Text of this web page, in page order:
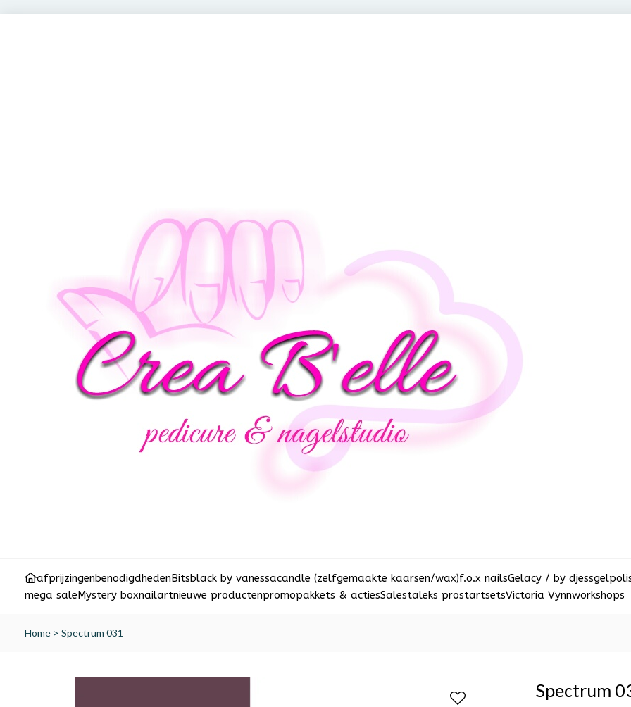
afprijzingenbenodigdhedenBitsblack by vanessacandle (zelfgemaakte kaarsen/wax)f.o.x nailsGelacy / by djess
mega saleMystery boxnailartnieuwe productenpromopakkets & actiesSalestaleks prostartsetsVictoria Vynnworkshops
Home > Spectrum 031
Spectrum